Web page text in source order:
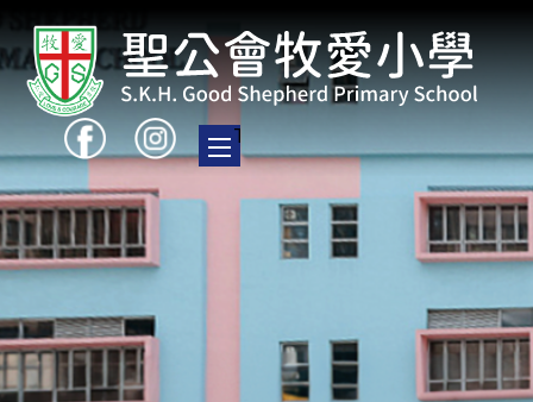
Toggle main menu visibility